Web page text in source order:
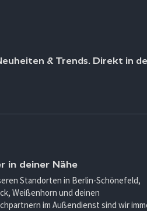
& Trends. Direkt in
in deiner Nähe
Standorten in Berlin-Schönefeld,
Weißenhorn und deinen
im Außendienst sind wir